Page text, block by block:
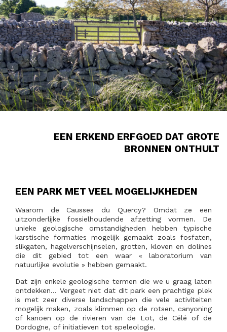
EEN ERKEND ERFGOED DAT GROTE
BRONNEN ONTHULT
EEN PARK MET VEEL MOGELIJKHEDEN
Waarom de Causses du Quercy? Omdat ze een
uitzonderlijke fossielhoudende afzetting vormen. De
unieke geologische omstandigheden hebben typische
karstische formaties mogelijk gemaakt zoals fosfaten,
slikgaten, hagelverschijnselen, grotten, kloven en dolines
die dit gebied tot een waar « laboratorium van
natuurlijke evolutie » hebben gemaakt.
Dat zijn enkele geologische termen die we u graag laten
ontdekken… Vergeet niet dat dit park een prachtige plek
is met zeer diverse landschappen die vele activiteiten
mogelijk maken, zoals klimmen op de rotsen, canyoning
of kanoën op de rivieren van de Lot, de Célé of de
Dordogne, of initiatieven tot speleologie.